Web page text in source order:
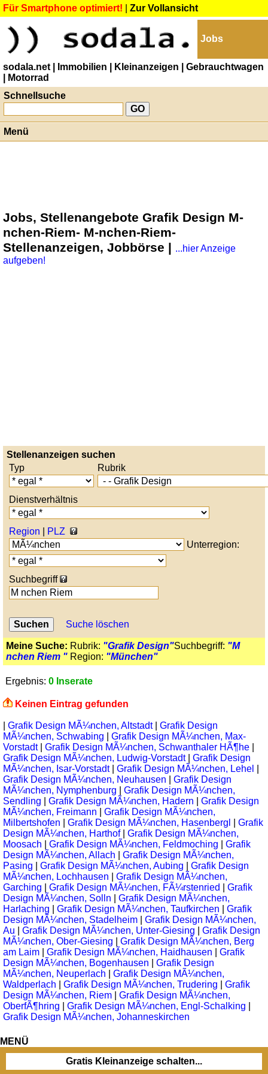
Für Smartphone optimiert! Zur Vollansicht
Jobs
sodala.net | Immobilien | Kleinanzeigen
| Gebrauchtwagen
| Motorrad
Schnellsuche
Menü
Jobs, Stellenangebote Grafik Design M-
nchen-Riem- M-nchen-Riem-
Stellenanzeigen, Jobbörse | ...hier Anzeige
aufgeben!
Stellenanzeigen suchen
Typ
Rubrik
Dienstverhältnis
Region
PLZ
Unterregion:
Suchbegriff
Suche löschen
Meine Suche: Rubrik: "Grafik Design"Suchbegriff: "M
nchen Riem " Region: "München"
Ergebnis: 0 Inserate
Keinen Eintrag gefunden
Grafik Design MÃ¼nchen, Altstadt
Grafik Design
MÃ¼nchen, Schwabing
Grafik Design MÃ¼nchen, Max-
Vorstadt
Grafik Design MÃ¼nchen, Schwanthaler HÃ¶he
Grafik Design MÃ¼nchen, Ludwig-Vorstadt
Grafik Design
MÃ¼nchen, Isar-Vorstadt
Grafik Design MÃ¼nchen, Lehel
Grafik Design MÃ¼nchen, Neuhausen
Grafik Design
MÃ¼nchen, Nymphenburg
Grafik Design MÃ¼nchen,
Sendling
Grafik Design MÃ¼nchen, Hadern
Grafik Design
MÃ¼nchen, Freimann
Grafik Design MÃ¼nchen,
Milbertshofen
Grafik Design MÃ¼nchen, Hasenbergl
Grafik
Design MÃ¼nchen, Harthof
Grafik Design MÃ¼nchen,
Moosach
Grafik Design MÃ¼nchen, Feldmoching
Grafik
Design MÃ¼nchen, Allach
Grafik Design MÃ¼nchen,
Pasing
Grafik Design MÃ¼nchen, Aubing
Grafik Design
MÃ¼nchen, Lochhausen
Grafik Design MÃ¼nchen,
Garching
Grafik Design MÃ¼nchen, FÃ¼rstenried
Grafik
Design MÃ¼nchen, Solln
Grafik Design MÃ¼nchen,
Harlaching
Grafik Design MÃ¼nchen, Taufkirchen
Grafik
Design MÃ¼nchen, Stadelheim
Grafik Design MÃ¼nchen,
Au
Grafik Design MÃ¼nchen, Unter-Giesing
Grafik Design
MÃ¼nchen, Ober-Giesing
Grafik Design MÃ¼nchen, Berg
am Laim
Grafik Design MÃ¼nchen, Haidhausen
Grafik
Design MÃ¼nchen, Bogenhausen
Grafik Design
MÃ¼nchen, Neuperlach
Grafik Design MÃ¼nchen,
Waldperlach
Grafik Design MÃ¼nchen, Trudering
Grafik
Design MÃ¼nchen, Riem
Grafik Design MÃ¼nchen,
OberfÃ¶hring
Grafik Design MÃ¼nchen, Engl-Schalking
Grafik Design MÃ¼nchen, Johanneskirchen
MENÜ
Gratis Kleinanzeige schalten...